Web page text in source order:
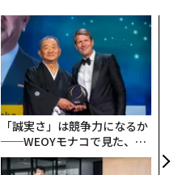
「誠実さ」は競争力になるか
──WEOYモナコで見た、く
ら寿司の経営哲学